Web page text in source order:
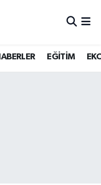
EĞİTİM